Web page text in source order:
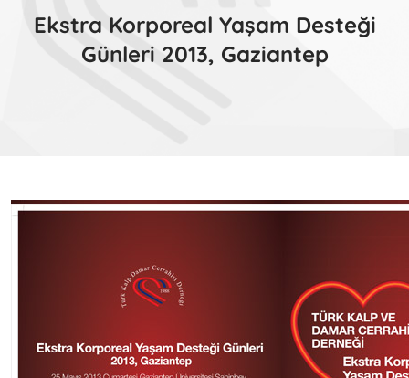
Ekstra Korporeal Yaşam Desteği
Günleri 2013, Gaziantep